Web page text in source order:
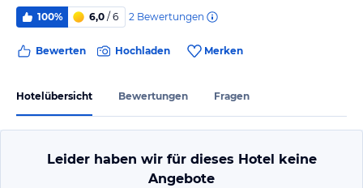
100% 6,0 / 6 2 Bewertungen
Bewerten Hochladen Merken
Hotelübersicht Bewertungen Fragen
Leider haben wir für dieses Hotel keine
Angebote